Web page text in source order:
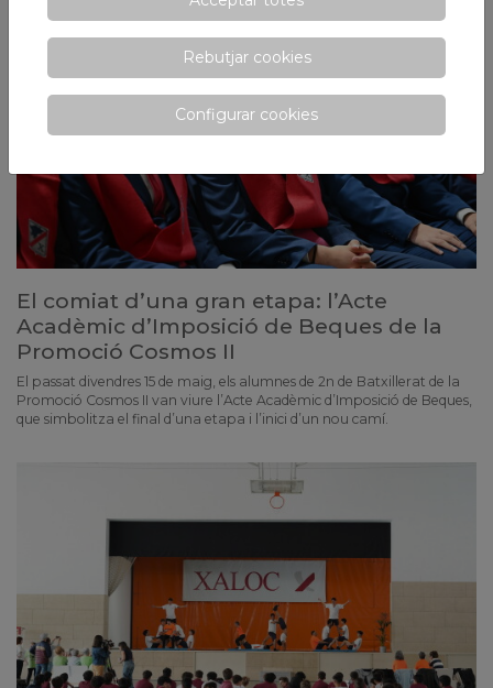
El comiat d’una gran etapa: l’Acte
Acadèmic d’Imposició de Beques de la
Promoció Cosmos II
El passat divendres 15 de maig, els alumnes de 2n de Batxillerat de la
Promoció Cosmos II van viure l’Acte Acadèmic d’Imposició de Beques,
que simbolitza el final d’una etapa i l’inici d’un nou camí.
Rebutjar cookies
Configurar cookies